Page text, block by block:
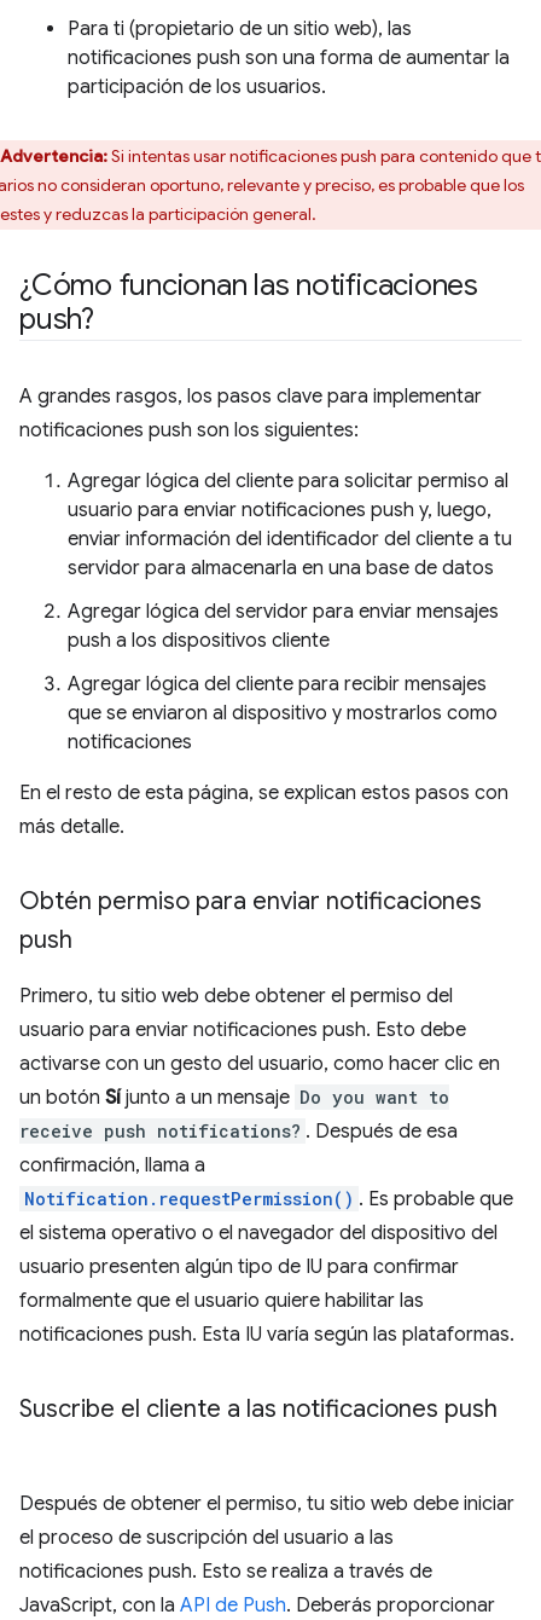
Para ti (propietario de un sitio web), las
notificaciones push son una forma de aumentar la
participación de los usuarios.
Advertencia:Si intentas usar notificaciones push para contenido que
no consideran oportuno, relevante y preciso, es probable que los
y reduzcas la participación general.
¿Cómo funcionan las notificaciones
push?
A grandes rasgos, los pasos clave para implementar
notificaciones push son los siguientes:
Agregar lógica del cliente para solicitar permiso al
usuario para enviar notificaciones push y, luego,
enviar información del identificador del cliente a tu
servidor para almacenarla en una base de datos
Agregar lógica del servidor para enviar mensajes
push a los dispositivos cliente
Agregar lógica del cliente para recibir mensajes
que se enviaron al dispositivo y mostrarlos como
notificaciones
En el resto de esta página, se explican estos pasos con
más detalle.
Obtén permiso para enviar notificaciones
push
Primero, tu sitio web debe obtener el permiso del
usuario para enviar notificaciones push. Esto debe
activarse con un gesto del usuario, como hacer clic en
un botón Sí junto a un mensaje Do you want to
receive push notifications? . Después de esa
confirmación, llama a
Notification.requestPermission() . Es probable que
el sistema operativo o el navegador del dispositivo del
usuario presenten algún tipo de IU para confirmar
formalmente que el usuario quiere habilitar las
notificaciones push. Esta IU varía según las plataformas.
Suscribe el cliente a las notificaciones push
Después de obtener el permiso, tu sitio web debe iniciar
el proceso de suscripción del usuario a las
notificaciones push. Esto se realiza a través de
JavaScript, con la API de Push. Deberás proporcionar